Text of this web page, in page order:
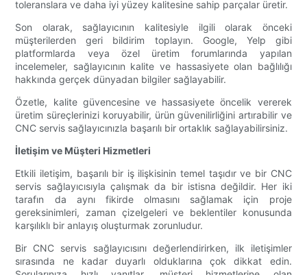
toleranslara ve daha iyi yüzey kalitesine sahip parçalar üretir.
Son olarak, sağlayıcının kalitesiyle ilgili olarak önceki
müşterilerden geri bildirim toplayın. Google, Yelp gibi
platformlarda veya özel üretim forumlarında yapılan
incelemeler, sağlayıcının kalite ve hassasiyete olan bağlılığı
hakkında gerçek dünyadan bilgiler sağlayabilir.
Özetle, kalite güvencesine ve hassasiyete öncelik vererek
üretim süreçlerinizi koruyabilir, ürün güvenilirliğini artırabilir ve
CNC servis sağlayıcınızla başarılı bir ortaklık sağlayabilirsiniz.
İletişim ve Müşteri Hizmetleri
Etkili iletişim, başarılı bir iş ilişkisinin temel taşıdır ve bir CNC
servis sağlayıcısıyla çalışmak da bir istisna değildir. Her iki
tarafın da aynı fikirde olmasını sağlamak için proje
gereksinimleri, zaman çizelgeleri ve beklentiler konusunda
karşılıklı bir anlayış oluşturmak zorunludur.
Bir CNC servis sağlayıcısını değerlendirirken, ilk iletişimler
sırasında ne kadar duyarlı olduklarına çok dikkat edin.